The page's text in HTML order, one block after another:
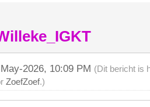
2026, 10:09 PM (Dit bericht is
ZoefZoef.)